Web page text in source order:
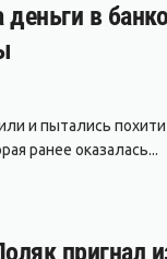
в
и пытались
ранее оказалась...
пригнал